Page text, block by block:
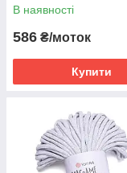
В наявності
586 ₴/моток
Купити